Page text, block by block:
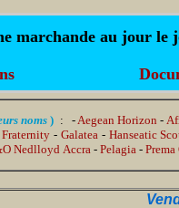
marchande au jour le
noms) : -Aegean Horizon -
Fraternity - Galatea- Hanseatic
Nedlloyd Accra- Pelagia - Prema